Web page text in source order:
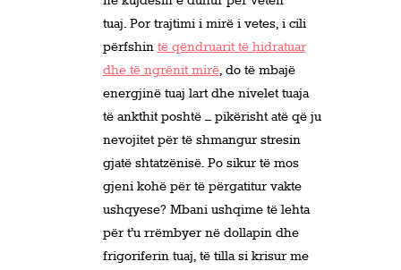
tuaj. Por trajtimi i mirë i vetes, i cili
përfshin të qëndruarit të hidratuar
dhe të ngrënit mirë, do të mbajë
energjinë tuaj lart dhe nivelet tuaja
të ankthit poshtë – pikërisht atë që ju
nevojitet për të shmangur stresin
gjatë shtatzënisë. Po sikur të mos
gjeni kohë për të përgatitur vakte
ushqyese? Mbani ushqime të lehta
për t’u rrëmbyer në dollapin dhe
frigoriferin tuaj, të tilla si krisur me